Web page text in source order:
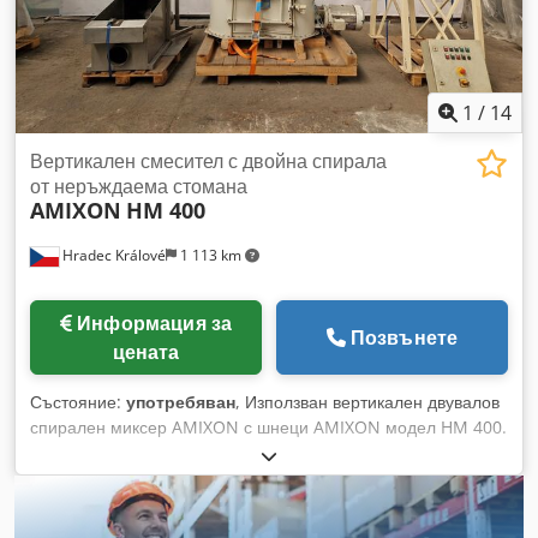
1 / 14
Hradec Králové 1 113 km
Вертикален смесител с двойна спирала
от неръждаема стомана
AMIXON HM 400
Информация за
цената
Позвънете
Състояние: употребяван, Използван вертикален двувалов
спирален миксер AMIXON с шнеци AMIXON модел HM 400.
Производител: AMIXON (Ruberg Mischtechnik KG) Модел:
HM 400 Общ обем: приблизително 530 литра Работен
обем: приблизително 400 литра Тип бъркалки: Двувалови
спирали + трошачка за груби частици (chopper) Задвижване